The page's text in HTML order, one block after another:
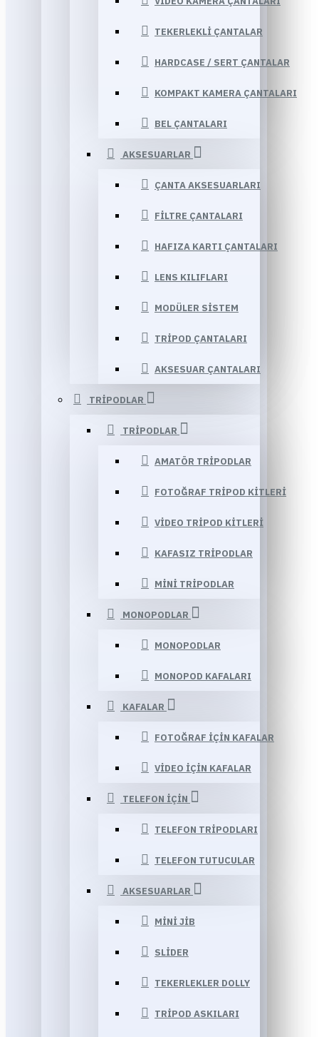
TEKERLEKLI ÇANTALAR
HARDCASE / SERT ÇANTALAR
KOMPAKT KAMERA ÇANTALARI
BEL ÇANTALARI
AKSESUARLAR
ÇANTA AKSESUARLARI
FILTRE ÇANTALARI
HAFIZA KARTI ÇANTALARI
LENS KILIFLARI
MODÜLER SISTEM
TRIPOD ÇANTALARI
AKSESUAR ÇANTALARI
TRIPODLAR
TRIPODLAR
AMATÖR TRIPODLAR
FOTOĞRAF TRIPOD KITLERI
VIDEO TRIPOD KITLERI
KAFASIZ TRIPODLAR
MINI TRIPODLAR
MONOPODLAR
MONOPODLAR
MONOPOD KAFALARI
KAFALAR
FOTOĞRAF IÇIN KAFALAR
VIDEO IÇIN KAFALAR
TELEFON İÇIN
TELEFON TRIPODLARI
TELEFON TUTUCULAR
AKSESUARLAR
MINI JIB
SLIDER
TEKERLEKLER DOLLY
TRIPOD ASKILARI